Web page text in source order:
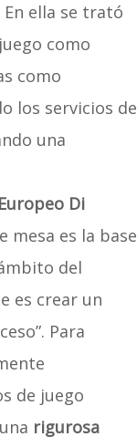
En ella se trató
como
como
los servicios de
una
Di
mesa es la base
del
es crear un
Para
de juego
rigurosa